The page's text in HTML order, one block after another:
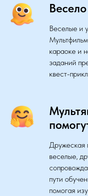
Веселые и
караоке и
заданий
квест-
Дружеская
веселые,
пути
помогая